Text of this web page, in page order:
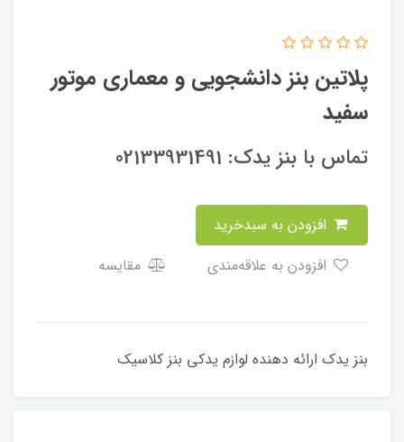
پلاتین بنز دانشجویی و معماری موتور
سفید
تماس با بنز یدک: 02133931491
مقایسه
بنز یدک ارائه دهنده لوازم یدکی بنز کلاسیک